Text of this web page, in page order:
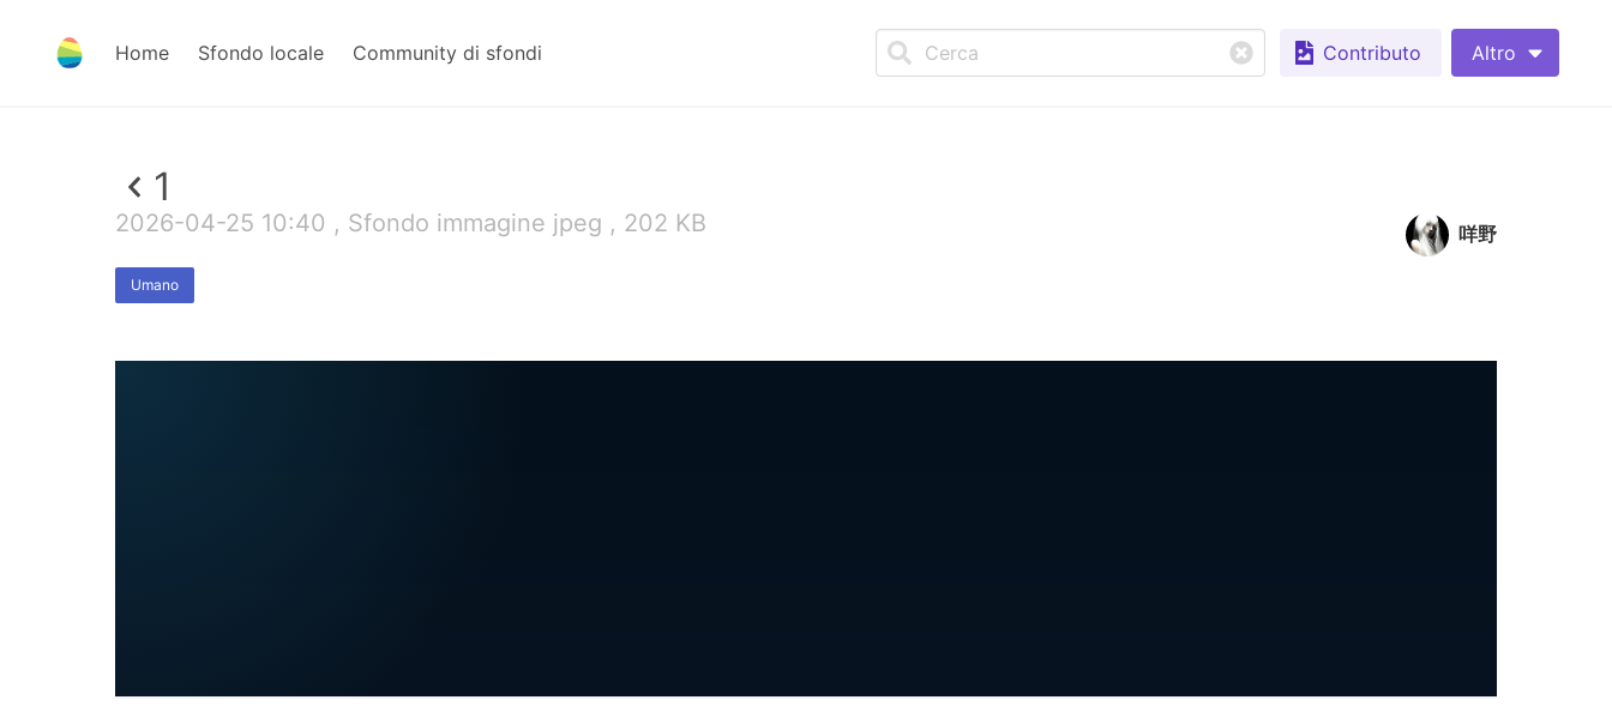
Home Sfondo locale Community di sfondi Contributo Altro
1
2026-04-25 10:40 , Sfondo immagine jpeg , 202 KB
Umano
咩野